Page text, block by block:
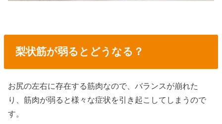
梨状筋が弱るとどうなる？
お尻の左右に存在する筋肉なので、バランスが崩れた
り、筋肉が弱ると様々な症状を引き起こしてしまうので
す。